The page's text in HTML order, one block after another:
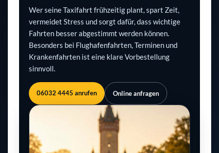
Wer seine Taxifahrt frühzeitig plant, spart Zeit,
vermeidet Stress und sorgt dafür, dass wichtige
Fahrten besser abgestimmt werden können.
Besonders bei Flughafenfahrten, Terminen und
Krankenfahrten ist eine klare Vorbestellung
sinnvoll.
06032 4445 anrufen Online anfragen